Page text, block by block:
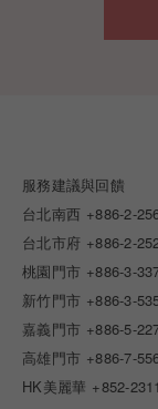
服務建議與回饋
台北南西 +886-2-
台北市府 +886-2-
桃園門市 +886-3-
新竹門市 +886-3-
嘉義門市 +886-5-
高雄門市 +886-7-
HK美麗華 +852-